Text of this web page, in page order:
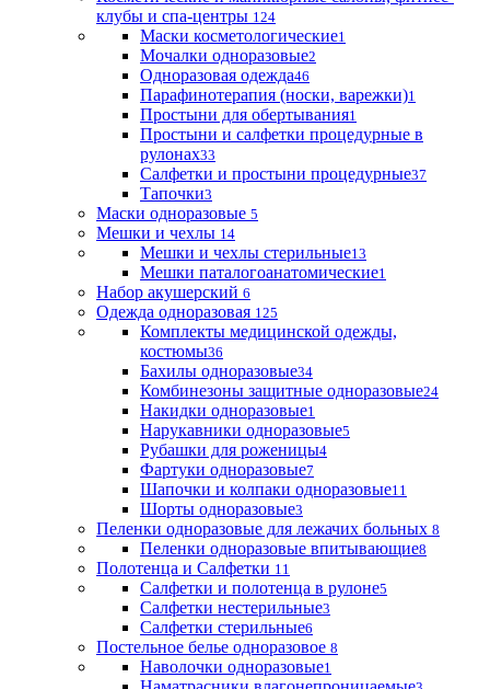
клубы и спа-центры 124
Маски косметологические1
Мочалки одноразовые2
Одноразовая одежда46
Парафинотерапия (носки, варежки)1
Простыни для обертывания1
Простыни и салфетки процедурные в
рулонах33
Салфетки и простыни процедурные37
Тапочки3
Маски одноразовые 5
Мешки и чехлы 14
Мешки и чехлы стерильные13
Мешки паталогоанатомические1
Набор акушерский 6
Одежда одноразовая 125
Комплекты медицинской одежды,
костюмы36
Бахилы одноразовые34
Комбинезоны защитные одноразовые24
Накидки одноразовые1
Нарукавники одноразовые5
Рубашки для роженицы4
Фартуки одноразовые7
Шапочки и колпаки одноразовые11
Шорты одноразовые3
Пеленки одноразовые для лежачих больных 8
Пеленки одноразовые впитывающие8
Полотенца и Салфетки 11
Салфетки и полотенца в рулоне5
Салфетки нестерильные3
Салфетки стерильные6
Постельное белье одноразовое 8
Наволочки одноразовые1